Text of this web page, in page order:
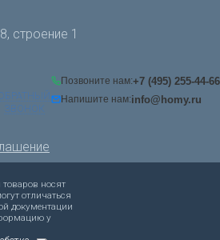
строение 1
Позвоните нам:+7 (495) 255-44-66
Напишите нам:info@homy.ru
ЗВОНОК
носят
отличаться
документации
у